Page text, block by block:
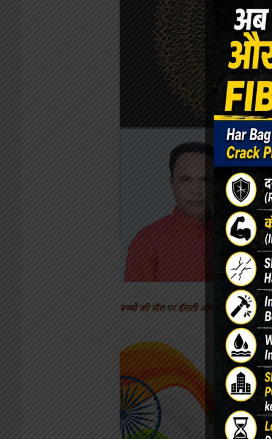
बच्चों की मौत पर हॅसती और कुतर्क गढ़ती